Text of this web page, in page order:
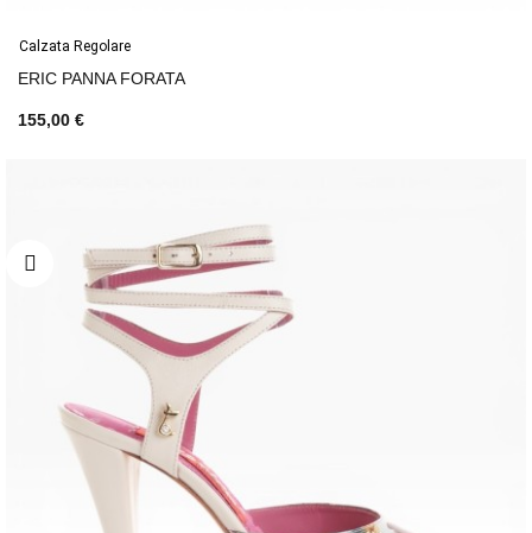
Calzata Regolare
ERIC PANNA FORATA
155,00 €